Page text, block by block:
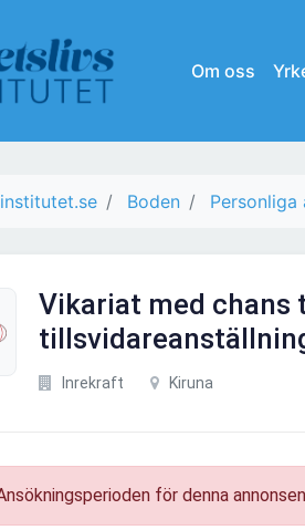
Om oss
Boden Personliga
Vikariat med chans
Inrekraft Kiruna
för denna